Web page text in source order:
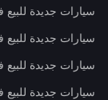
سيارات جديدة للبيع
سيارات جديدة للبيع
سيارات جديدة
سيارات جديدة